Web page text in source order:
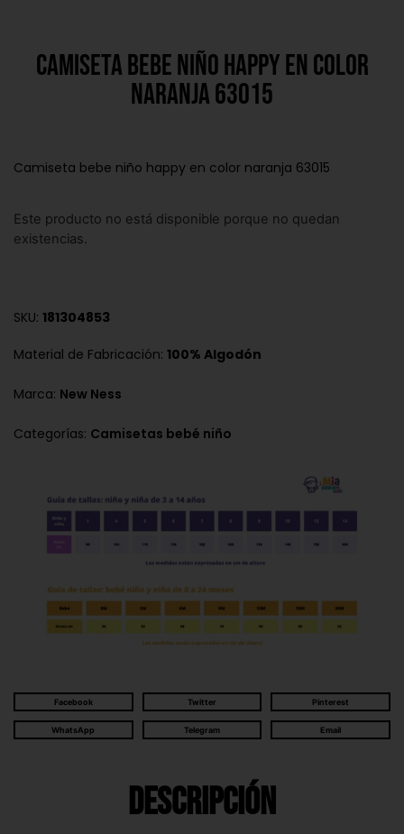
Camiseta bebe niño happy en color
naranja 63015
Camiseta bebe niño happy en color naranja 63015
Este producto no está disponible porque no quedan
existencias.
SKU: 181304853
Material de Fabricación: 100% Algodón
Marca: New Ness
Categorías: Camisetas bebé niño
Facebook Twitter Pinterest
WhatsApp Telegram Email
Descripción